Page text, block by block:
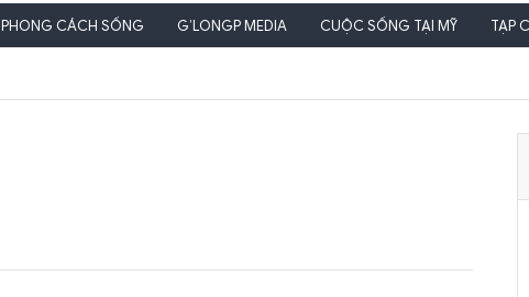
PHONG CÁCH SỐNG G’LONGP MEDIA CUỘC SỐNG TẠI MỸ TẠP